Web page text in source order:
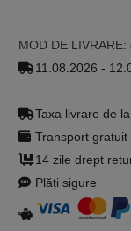
MOD DE LIVRARE:
11.08.2026 -
Taxa livrare de
Transport
14 zile drept
Plăți sigure